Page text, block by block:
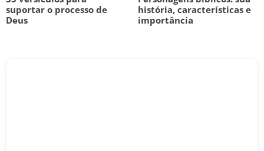
suportar o processo de
Deus
história, características e
importância